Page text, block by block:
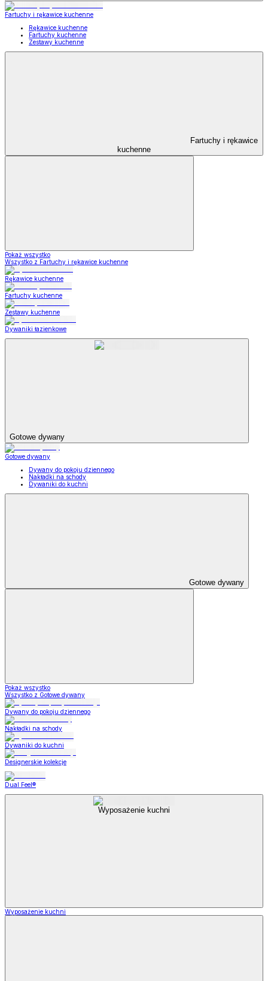
Fartuchy i rękawice kuchenne
Rękawice kuchenne
Fartuchy kuchenne
Zestawy kuchenne
Fartuchy i rękawice
kuchenne
Pokaż wszystko
Wszystko z Fartuchy i rękawice kuchenne
Rękawice kuchenne
Fartuchy kuchenne
Zestawy kuchenne
Dywaniki łazienkowe
Gotowe dywany
Gotowe dywany
Dywany do pokoju dziennego
Nakładki na schody
Dywaniki do kuchni
Gotowe dywany
Pokaż wszystko
Wszystko z Gotowe dywany
Dywany do pokoju dziennego
Nakładki na schody
Dywaniki do kuchni
Designerskie kolekcje
Dual Feel®
Wyposażenie kuchni
Wyposażenie kuchni